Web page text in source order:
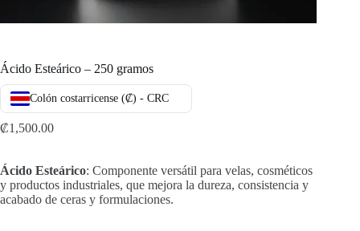
Ácido Esteárico – 250 gramos
Colón costarricense (₡) - CRC
₡1,500.00
Ácido Esteárico: Componente versátil para velas, cosméticos
y productos industriales, que mejora la dureza, consistencia y
acabado de ceras y formulaciones.